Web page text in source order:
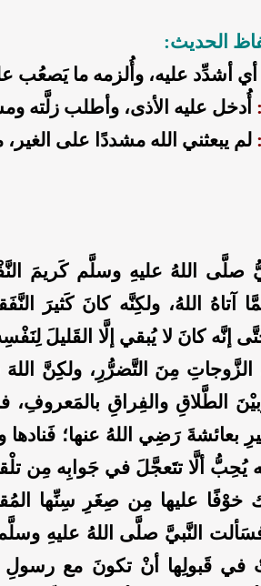
الحديث:
أي أشدِّد عليه، وأُلزمه ما يَصعُب
أُدخل عليه الأذى، وأطلب زلَّته
لم يبعثني الله مشددًا على
صلَّى اللهُ عليهِ وسلَّم كَريمَ
آتاهُ اللهُ، ولكِنَّه كانَ كَثيرَ
إنَّه كانَ لا يُبقي إلَّا القَليلَ
مِنَ التَّضرُّرِ، ولكِنَّ
الطَّلاقِ والفِراقِ بالمَعروفِ،
بعائشةَ رَضِي اللهُ عنها؛
يُحِبُّ ألَّا تتَعجَّلَ في جَوابِه مِن
خوْفًا عليها مِن صِغَرِ سِنِّها
فسَألت النَّبيَّ صلَّى اللهُ عليهِ وسلَّم
قَبولِها أنْ تكونَ مع رسولِ